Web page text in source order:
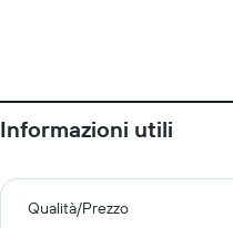
Informazioni utili
Qualità/Prezzo